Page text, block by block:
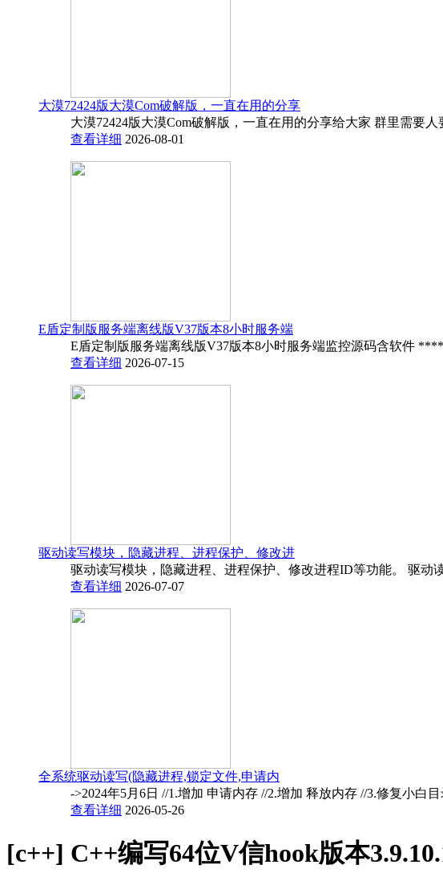
大漠72424版大漠Com破解版，一直在用的分享
大漠72424版大漠Com破解版，一直在用的分享给大家 群里需要
查看详细 2026-08-01
E盾定制版服务端离线版V37版本8小时服务端
E盾定制版服务端离线版V37版本8小时服务端监控源码含软件
查看详细 2026-07-15
驱动读写模块，隐藏进程、进程保护、修改进
驱动读写模块，隐藏进程、进程保护、修改进程ID等功能。 驱动
查看详细 2026-07-07
全系统驱动读写(隐藏进程,锁定文件,申请内
->2024年5月6日 //1.增加 申请内存 //2.增加 释放内存 //3.修复小白
查看详细 2026-05-26
[c++] C++编写64位V信hook版本